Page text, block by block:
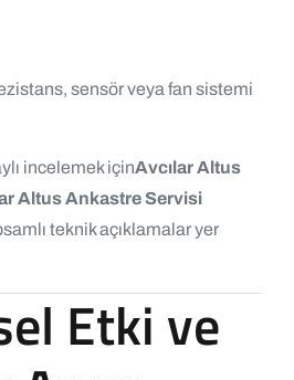
sensör veya fan sistemi
incelemek içinAvcılar Altus
Altus Ankastre Servisi
teknik açıklamalar yer
Etki ve